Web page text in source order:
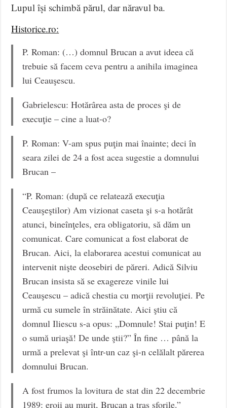
Lupul își schimbă părul, dar năravul ba.
Historice.ro:
P. Roman: (…) domnul Brucan a avut ideea că
trebuie să facem ceva pentru a anihila imaginea
lui Ceauşescu.
Gabrielescu: Hotărârea asta de proces şi de
execuţie – cine a luat-o?
P. Roman: V-am spus puţin mai înainte; deci în
seara zilei de 24 a fost acea sugestie a domnului
Brucan –
“P. Roman: (după ce relatează execuţia
Ceauşeştilor) Am vizionat caseta şi s-a hotărât
atunci, bineînţeles, era obligatoriu, să dăm un
comunicat. Care comunicat a fost elaborat de
Brucan. Aici, la elaborarea acestui comunicat au
intervenit nişte deosebiri de păreri. Adică Silviu
Brucan insista să se exagereze vinile lui
Ceauşescu – adică chestia cu morţii revoluţiei. Pe
urmă cu sumele în străinătate. Aici ştiu că
domnul Iliescu s-a opus: „Domnule! Stai puţin! E
o sumă uriaşă! De unde ştii?” În fine … până la
urmă a prelevat şi într-un caz şi-n celălalt părerea
domnului Brucan.
A fost frumos la lovitura de stat din 22 decembrie
1989: eroii au murit, Brucan a tras sforile.”